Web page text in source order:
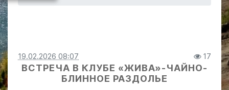
19.02.2026 08:07 17
ВСТРЕЧА В КЛУБЕ «ЖИВА»-ЧАЙНО-
БЛИННОЕ РАЗДОЛЬЕ